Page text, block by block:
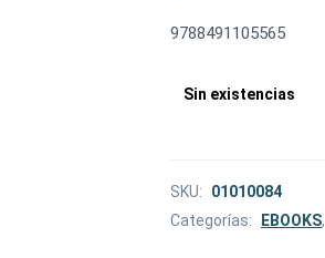
9788491105565
Sin existencias
SKU:
01010084
Categorías:
EBOOKS,